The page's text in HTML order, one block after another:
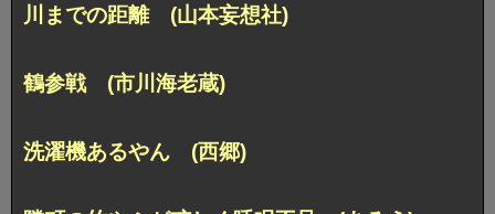
川までの距離 (山本妄想社)
鶴参戦 (市川海老蔵)
洗濯機あるやん (西郷)